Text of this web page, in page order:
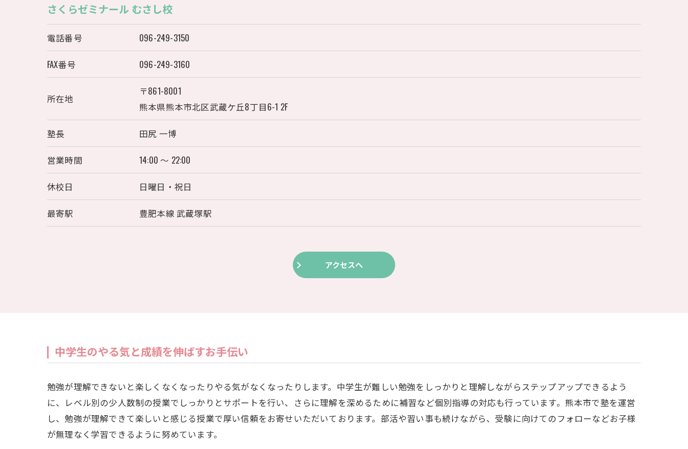
さくらゼミナール むさし校
電話番号 096-249-3150
FAX番号 096-249-3160
所在地
〒861-8001
熊本県熊本市北区武蔵ケ丘8丁目6-1 2F
塾長 田尻 一博
営業時間 14:00 〜 22:00
休校日 日曜日・祝日
最寄駅 豊肥本線 武蔵塚駅
アクセスへ
中学生のやる気と成績を伸ばすお手伝い
勉強が理解できないと楽しくなくなったりやる気がなくなったりします。中学生が難しい勉強をしっかりと理解しながらステップアップできるよう
に、レベル別の少人数制の授業でしっかりとサポートを行い、さらに理解を深めるために補習など個別指導の対応も行っています。熊本市で塾を運営
し、勉強が理解できて楽しいと感じる授業で厚い信頼をお寄せいただいております。部活や習い事も続けながら、受験に向けてのフォローなどお子様
が無理なく学習できるように努めています。